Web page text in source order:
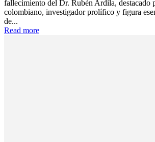
fallecimiento del Dr. Rubén Ardila, destacado
colombiano, investigador prolífico y figura
de...
Read more